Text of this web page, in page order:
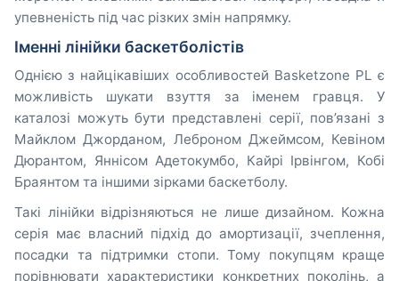
упевненість під час різких змін напрямку.
Іменні лінійки баскетболістів
Однією з найцікавіших особливостей Basketzone PL є
можливість шукати взуття за іменем гравця. У
каталозі можуть бути представлені серії, пов’язані з
Майклом Джорданом, Леброном Джеймсом, Кевіном
Дюрантом, Яннісом Адетокумбо, Кайрі Ірвінгом, Кобі
Браянтом та іншими зірками баскетболу.
Такі лінійки відрізняються не лише дизайном. Кожна
серія має власний підхід до амортизації, зчеплення,
посадки та підтримки стопи. Тому покупцям краще
порівнювати характеристики конкретних поколінь, а